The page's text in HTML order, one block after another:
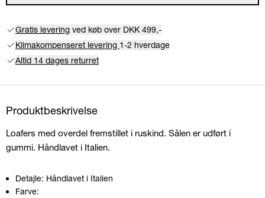
Gratis levering ved køb over DKK 499,-
Klimakompenseret levering 1-2 hverdage
Altid 14 dages returret
Produktbeskrivelse
Loafers med overdel fremstillet i ruskind. Sålen er udført i
gummi. Håndlavet i Italien.
Detajle: Håndlavet i Italien
Farve: